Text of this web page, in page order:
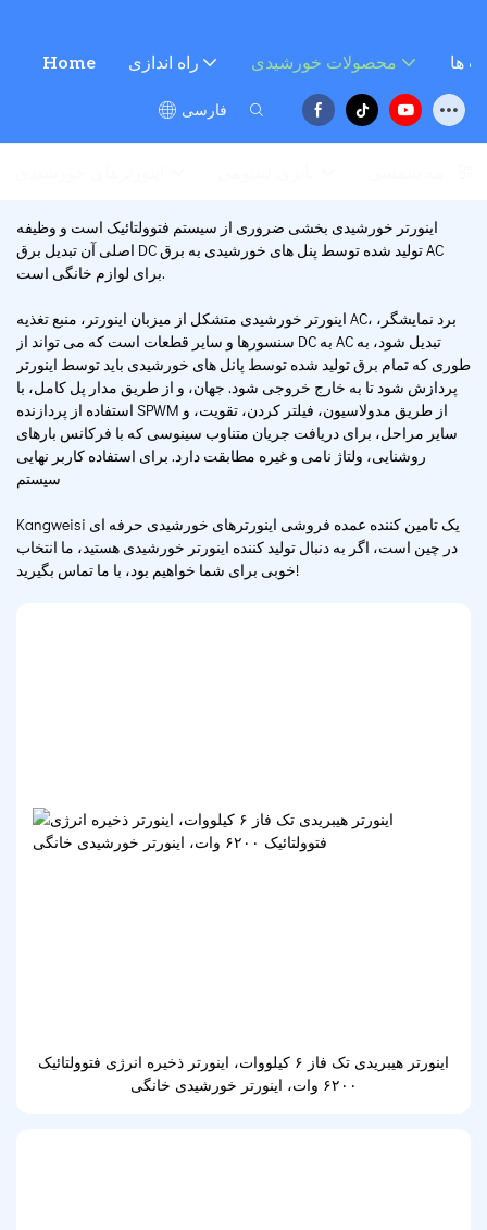
Home راه اندازی محصولات خورشیدی ها
فارسی
اینورتر خورشیدی بخشی ضروری از سیستم فتوولتائیک است و وظیفه
اصلی آن تبدیل برق DC تولید شده توسط پنل های خورشیدی به برق AC
برای لوازم خانگی است.
اینورتر خورشیدی متشکل از میزبان اینورتر، منبع تغذیه AC، برد نمایشگر،
سنسورها و سایر قطعات است که می تواند از DC به AC تبدیل شود، به
طوری که تمام برق تولید شده توسط پانل های خورشیدی باید توسط اینورتر
پردازش شود تا به خارج خروجی شود. جهان، و از طریق مدار پل کامل، با
استفاده از پردازنده SPWM از طریق مدولاسیون، فیلتر کردن، تقویت، و
سایر مراحل، برای دریافت جریان متناوب سینوسی که با فرکانس بارهای
روشنایی، ولتاژ نامی و غیره مطابقت دارد. برای استفاده کاربر نهایی
سیستم
Kangweisi یک تامین کننده عمده فروشی اینورترهای خورشیدی حرفه ای
در چین است، اگر به دنبال تولید کننده اینورتر خورشیدی هستید، ما انتخاب
خوبی برای شما خواهیم بود، با ما تماس بگیرید!
اینورتر هیبریدی تک فاز ۶ کیلووات، اینورتر ذخیره انرژی فتوولتائیک
۶۲۰۰ وات، اینورتر خورشیدی خانگی